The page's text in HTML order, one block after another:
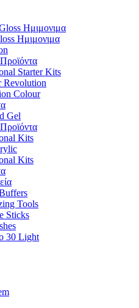
Ημιμονιμα
Ημιμονιμα
Starter Kits
Revolution
Colour
Gel
Kits
Kits
Tools
Sticks
30 Light